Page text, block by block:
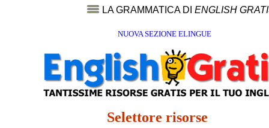
LA GRAMMATICA DI ENGLISH
NUOVA SEZIONE ELINGUE
Selettore risorse